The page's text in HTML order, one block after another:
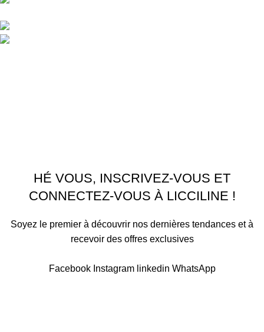
HÉ VOUS, INSCRIVEZ-VOUS ET
CONNECTEZ-VOUS À LICCILINE !
Soyez le premier à découvrir nos dernières tendances et à
recevoir des offres exclusives
Facebook Instagram linkedin WhatsApp